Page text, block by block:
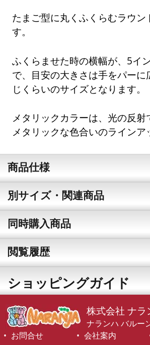
たまご型に丸くふくらむラウン
す。
ふくらませた時の横幅が、5イ
で、目安の大きさは手をパーに
じくらいのサイズとなります。
メタリックカラーは、光の反射
メタリックな色合いのラインア
商品仕様
別サイズ・関連商品
同時購入商品
閲覧履歴
ショッピングガイド
株式会社 ナラ
ナランハ バルー
お問合せ
会社案内